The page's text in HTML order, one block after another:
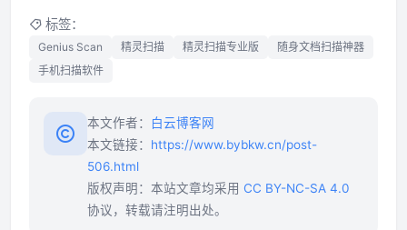
标签：
Genius Scan 精灵扫描 精灵扫描专业版
随身文档扫描神器
手机扫描软件
本文作者：
白云博客网
本文链接： https://www.bybkw.cn/post-
506.html
版权声明：本站文章均采用 CC BY-NC-SA 4.0
协议，转载请注明出处。